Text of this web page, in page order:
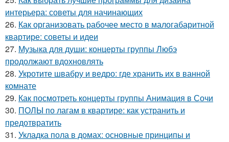
интерьера: советы для начинающих
26. Как организовать рабочее место в малогабаритной
квартире: советы и идеи
27. Музыка для души: концерты группы Любэ
продолжают вдохновлять
28. Укротите швабру и ведро: где хранить их в ванной
комнате
29. Как посмотреть концерты группы Анимация в Сочи
30. ПОЛЫ по лагам в квартире: как устранить и
предотвратить
31. Укладка пола в домах: основные принципы и